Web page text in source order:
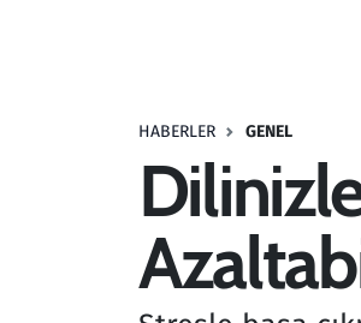
HABERLER GENEL
Savunma Sanayi